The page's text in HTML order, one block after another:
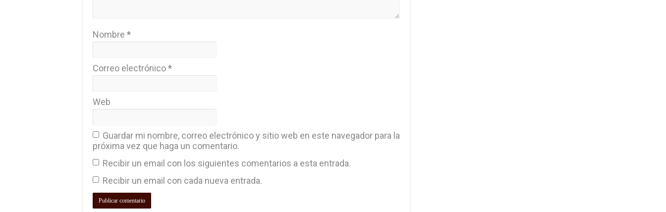
Nombre *
Correo electrónico*
Web
Guardar mi nombre, correo electrónico y sitio web en este navegador para la
próxima vez que haga un comentario.
Recibir un email con los siguientes comentarios a esta entrada.
Recibir un email con cada nueva entrada.